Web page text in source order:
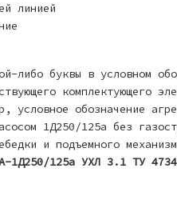
линией
либо буквы в условном
комплектующего
условное обозначение
1Д250/125а без
и подъемного
1Д250/125а УХЛ 3.1 ТУ